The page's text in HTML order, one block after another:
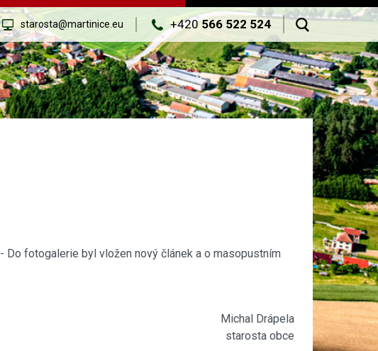
starosta@martinice.eu +420566 522 524
- Do fotogalerie byl vložen nový článek a o masopustním
Michal Drápela
starosta obce